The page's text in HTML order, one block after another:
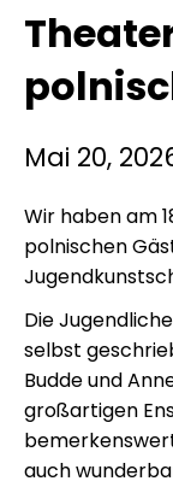
Mai 20,
Wir haben am
polnischen
Die
selbst
Budde und
großartigen
auch